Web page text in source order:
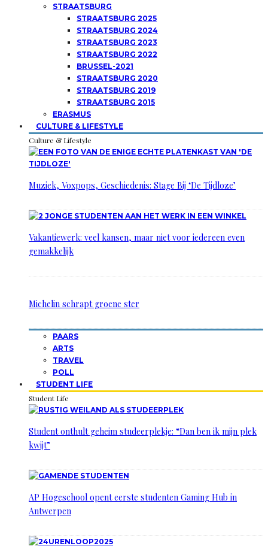
STRAATSBURG
STRAATSBURG 2025
STRAATSBURG 2024
STRAATSBURG 2023
STRAATSBURG 2022
BRUSSEL-2021
STRAATSBURG 2020
STRAATSBURG 2019
STRAATSBURG 2015
ERASMUS
CULTURE & LIFESTYLE
Culture & Lifestyle
Muziek, Voxpops, Geschiedenis: Stage Bij ‘De Tijdloze’
Vakantiewerk: veel kansen, maar niet voor iedereen even
gemakkelijk
Michelin schrapt groene ster
PAARS
ARTS
TRAVEL
POLL
STUDENT LIFE
Student Life
Student onthult geheim studeerplekje: “Dan ben ik mijn plek
kwijt”
AP Hogeschool opent eerste studenten Gaming Hub in
Antwerpen